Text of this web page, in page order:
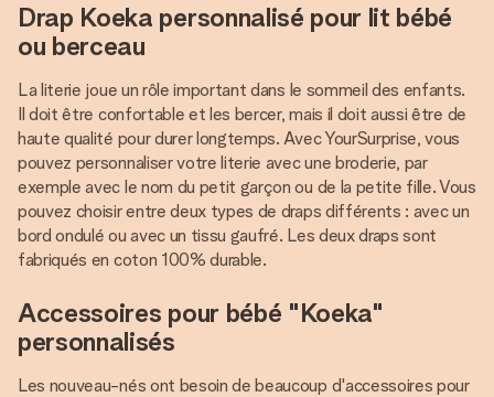
Drap Koeka personnalisé pour lit bébé
ou berceau
La literie joue un rôle important dans le sommeil des enfants.
Il doit être confortable et les bercer, mais il doit aussi être de
haute qualité pour durer longtemps. Avec YourSurprise, vous
pouvez personnaliser votre literie avec une broderie, par
exemple avec le nom du petit garçon ou de la petite fille. Vous
pouvez choisir entre deux types de draps différents : avec un
bord ondulé ou avec un tissu gaufré. Les deux draps sont
fabriqués en coton 100% durable.
Accessoires pour bébé "Koeka"
personnalisés
Les nouveau-nés ont besoin de beaucoup d'accessoires pour